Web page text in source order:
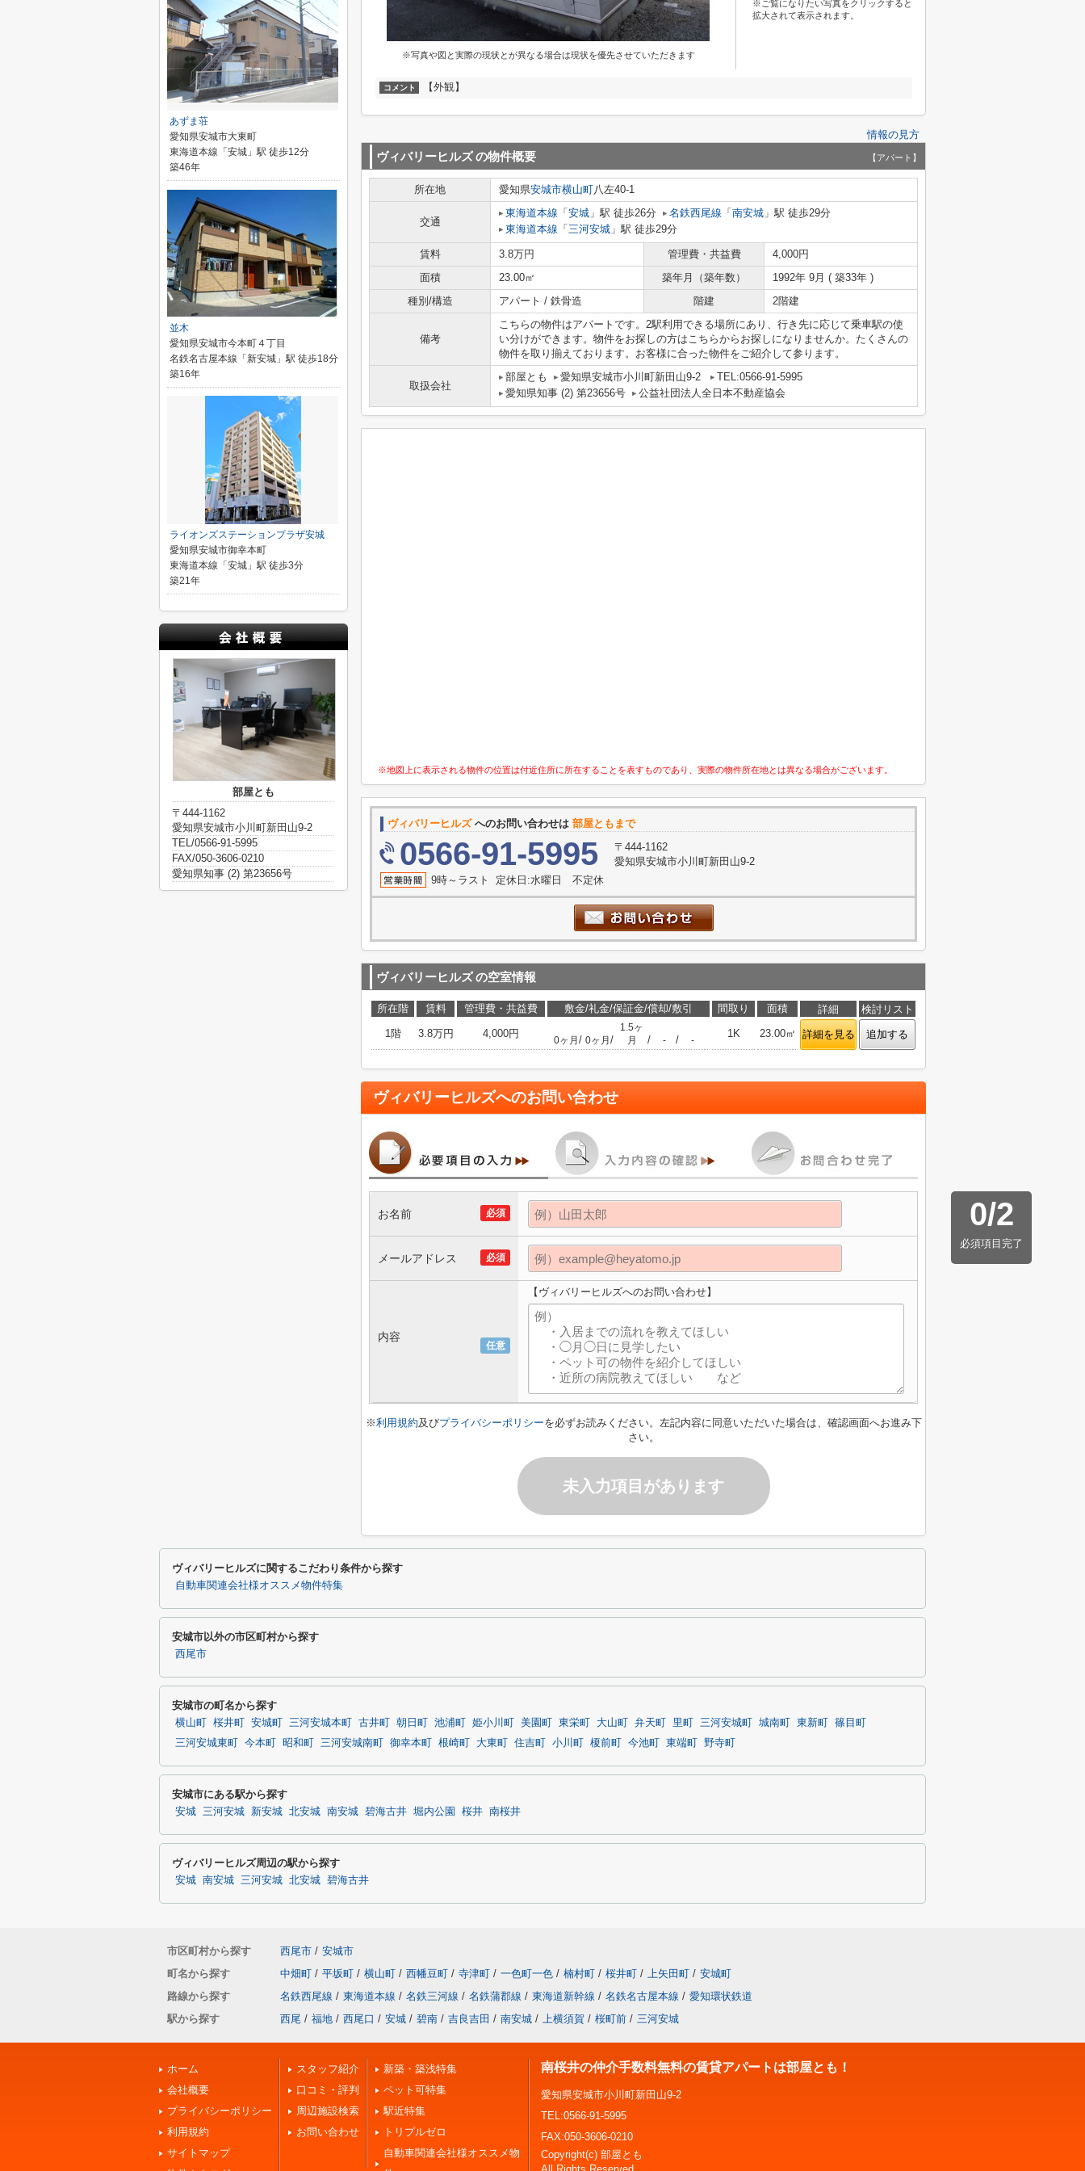
※写真や図と実際の現状とが異なる場合は現状を優先させていただきます
※ご覧になりたい写真をクリックすると
拡大されて表示されます。
コメント 【外観】
情報の見方
ヴィバリーヒルズの物件概要 【アパート】
所在地 愛知県安城市横山町八左40-1
交通
東海道本線 「 安城 」駅 徒歩26分 名鉄西尾線 「 南安城 」駅 徒歩29分
東海道本線 「 三河安城 」駅 徒歩29分
賃料 3.8万円 管理費・共益費
4,000円
面積
23.00㎡ 築年月（築年数）
1992年 9月 ( 築33年 )
種別/構造
アパート / 鉄骨造 階建 2階建
備考
こちらの物件はアパートです。2駅利用できる場所にあり、行き先に応じて乗車駅の使
い分けができます。物件をお探しの方はこちらからお探しになりませんか。たくさんの
物件を取り揃えております。お客様に合った物件をご紹介して参ります。
取扱会社
部屋とも 愛知県安城市小川町新田山9-2
TEL:0566-91-5995
愛知県知事 (2) 第23656号
公益社団法人全日本不動産協会
※地図上に表示される物件の位置は付近住所に所在することを表すものであり、実際の物件所在地とは異なる場合がございます。
ヴィバリーヒルズへのお問い合わせは 部屋ともまで
0566-91-5995
〒444-1162
愛知県安城市小川町新田山9-2
9時～ラスト 定休日:水曜日 不定休
ヴィバリーヒルズの空室情報
所在階 賃料 管理費・共益費 敷金/礼金/保証金/償却/敷引 間取り 面積 詳細
検討リスト
1階
3.8万円 4,000円
0ヶ月 / 0ヶ月 /
1.5ヶ
月
/ - / -
1K 23.00㎡ 詳細を見る 追加する
ヴィバリーヒルズへのお問い合わせ
0/2
必須項目完了
必須
お名前
必須
メールアドレス
任意
内容
【ヴィバリーヒルズへのお問い合わせ】
※利用規約及びプライバシーポリシーを必ずお読みください。左記内容に同意いただいた場合は、確認画面へお進み下
さい。
未入力項目があります
あずま荘
愛知県安城市大東町
東海道本線「安城」駅 徒歩12分
築46年
並木
愛知県安城市今本町４丁目
名鉄名古屋本線「新安城」駅 徒歩18分
築16年
ライオンズステーションプラザ安城
愛知県安城市御幸本町
東海道本線「安城」駅 徒歩3分
築21年
部屋とも
〒444-1162
愛知県安城市小川町新田山9-2
TEL/0566-91-5995
FAX/050-3606-0210
愛知県知事 (2) 第23656号
ヴィバリーヒルズに関するこだわり条件から探す
自動車関連会社様オススメ物件特集
安城市以外の市区町村から探す
西尾市
安城市の町名から探す
横山町 桜井町 安城町 三河安城本町 古井町 朝日町 池浦町 姫小川町 美園町 東栄町 大山町 弁天町 里町 三河安城町 城南町 東新町
篠目町
三河安城東町
今本町 昭和町 三河安城南町 御幸本町 根崎町 大東町 住吉町 小川町 榎前町 今池町 東端町 野寺町
安城市にある駅から探す
安城 三河安城 新安城 北安城 南安城 碧海古井 堀内公園 桜井 南桜井
ヴィバリーヒルズ周辺の駅から探す
安城 南安城 三河安城 北安城 碧海古井
市区町村から探す 西尾市 / 安城市
町名から探す
中畑町 / 平坂町 / 横山町 / 西幡豆町 / 寺津町 / 一色町一色 / 楠村町 / 桜井町 / 上矢田町 / 安城町
路線から探す
名鉄西尾線 / 東海道本線 / 名鉄三河線 / 名鉄蒲郡線 / 東海道新幹線 / 名鉄名古屋本線 / 愛知環状鉄道
駅から探す
西尾 / 福地 / 西尾口 / 安城 / 碧南 / 吉良吉田 / 南安城 / 上横須賀 / 桜町前 / 三河安城
ホーム
会社概要
プライバシーポリシー
利用規約
サイトマップ
スタッフ紹介
口コミ・評判
周辺施設検索
お問い合わせ
新築・築浅特集
ペット可特集
駅近特集
トリプルゼロ
自動車関連会社様オススメ物
南桜井の仲介手数料無料の賃貸アパートは部屋とも！
愛知県安城市小川町新田山9-2
TEL:0566-91-5995
FAX:050-3606-0210
Copyright(c) 部屋とも